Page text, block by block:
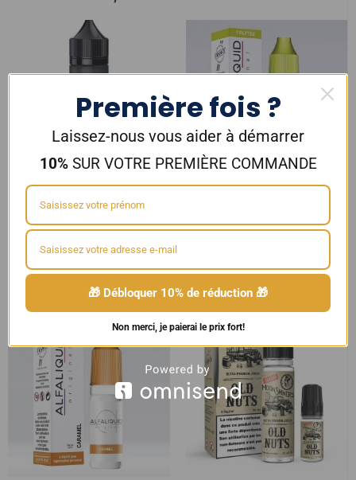
DRIP MANIAC – Lemon Bastard
50ml 30/70 – MIXUP LABS
€
Ajouter au panier Choix des options
Première fois ?
Laissez-nous vous aider à démarrer
10%SUR VOTRE PREMIÈRE COMMANDE
🎁 Débloquer 10% de réduction 🎁
Non merci, je paierai le prix fort!